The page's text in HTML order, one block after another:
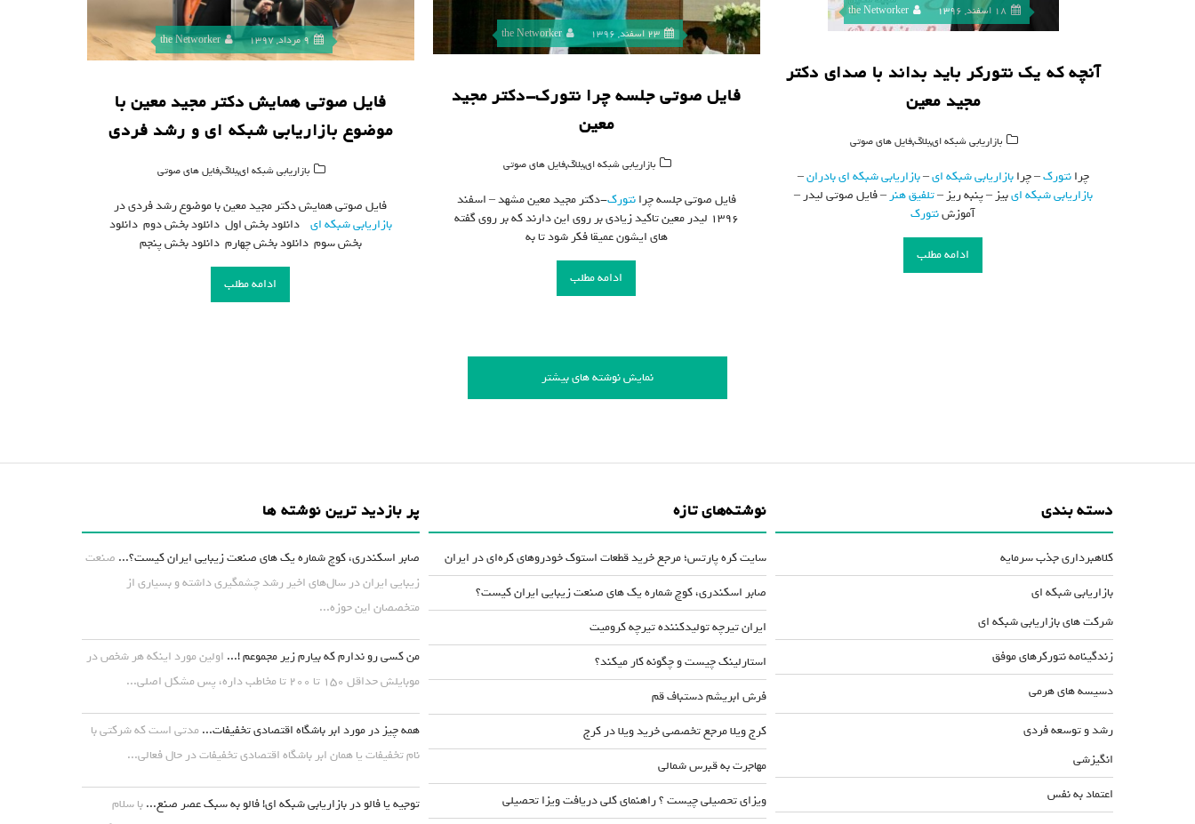
9 مرداد, 1397 the Networker
فایل صوتی همایش دکتر مجید معین با
موضوع بازاریابی شبکه ای و رشد فردی
بازاریابی شبکه ای,بلاگ,فایل های صوتی
فایل صوتی همایش دکتر مجید معین با موضوع رشد فردی در
بازاریابی شبکه ای دانلود بخش اول دانلود بخش دوم دانلود
بخش سوم دانلود بخش چهارم دانلود بخش پنجم
ادامه مطلب
23 اسفند, 1396 the Networker
فایل صوتی جلسه چرا نتورک-دکتر مجید
معین
بازاریابی شبکه ای,بلاگ,فایل های صوتی
فایل صوتی جلسه چرانتورک-دکتر مجید معین مشهد – اسفند
۱۳۹۶ لیدر معین تاکید زیادی بر روی این دارند که بر روی گفته
های ایشون عمیقا فکر شود تا به
ادامه مطلب
18 اسفند, 1396 the Networker
آنچه که یک نتورکر باید بداند با صدای دکتر
مجید معین
بازاریابی شبکه ای,بلاگ,فایل های صوتی
چرانتورک– چرابازاریابی شبکه ای–بازاریابی شبکه ایبادران–
بازاریابی شبکه ایبیز – پنبه ریز –تلفیق هنر – فایل صوتی لیدر –
آموزشنتورک
ادامه مطلب
نمایش نوشته های بیشتر
پر بازدید ترین نوشته ها
صابر اسکندری، کوچ شماره یک های صنعت زیبایی ایران کیست؟... صنعت
زیبایی ایران در سال‌های اخیر رشد چشمگیری داشته و بسیاری از
متخصصان این حوزه...
من کسی رو ندارم که بیارم زیر مجموعم !... اولین مورد اینکه هر شخص در
موبایلش حداقل ۱۵۰ تا ۲۰۰ تا مخاطب داره، پس مشکل اصلی...
همه چیز در مورد ابر باشگاه اقتصادی تخفیفات...مدتی است که شرکتی با
نام تخفیفات یا همان ابر باشگاه اقتصادی تخفیفات در حال فعالی...
توجیه یا فالو در بازاریابی شبکه ای! فالو به سبک عصر صنع...با سلام
نوشته‌های تازه
سایت کره پارتس؛ مرجع خرید قطعات استوک خودروهای کره‌ای در ایران
صابر اسکندری، کوچ شماره یک های صنعت زیبایی ایران کیست؟
ایران تیرچه تولیدکننده تیرچه کرومیت
استارلینک چیست و چگونه کار میکند؟
فرش ابریشم دستباف قم
کرج ویلا مرجع تخصصی خرید ویلا در کرج
مهاجرت به قبرس شمالی
ویزای تحصیلی چیست ؟ راهنمای کلی دریافت ویزا تحصیلی
دسته بندی
کلاهبرداری جذب سرمایه
بازاریابی شبکه ای
شرکت های بازاریابی شبکه ای
زندگینامه نتورکرهای موفق
دسیسه های هرمی
رشد و توسعه فردی
انگیزشی
اعتماد به نفس